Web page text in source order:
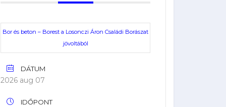
Bor és beton – Borest a Losonczi Áron Családi Borászat
jövoltából
DÁTUM
2026 aug 07
IDŐPONT